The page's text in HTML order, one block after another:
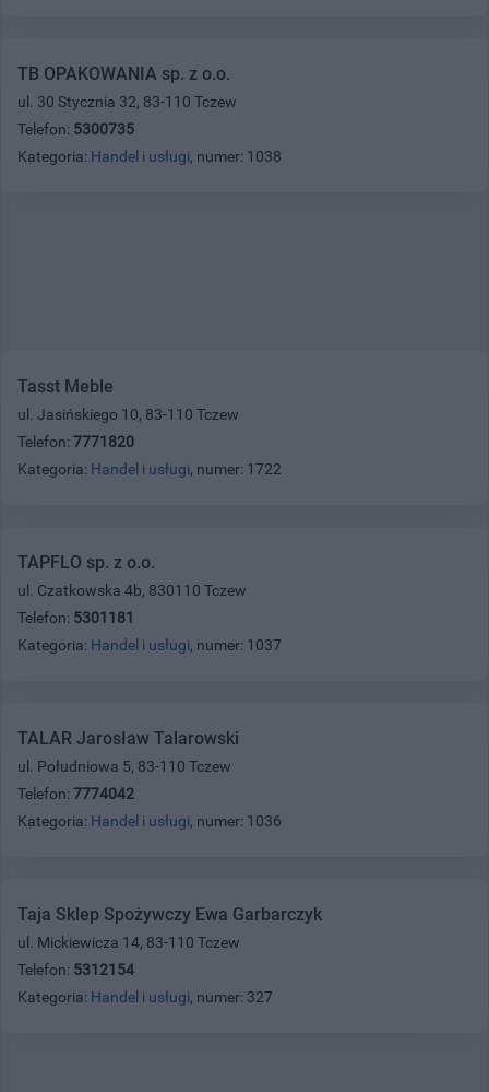
TB OPAKOWANIA sp. z o.o.
ul. 30 Stycznia 32, 83-110 Tczew
Telefon: 5300735
Kategoria: Handel i usługi, numer: 1038
Tasst Meble
ul. Jasińskiego 10, 83-110 Tczew
Telefon: 7771820
Kategoria: Handel i usługi, numer: 1722
TAPFLO sp. z o.o.
ul. Czatkowska 4b, 830110 Tczew
Telefon: 5301181
Kategoria: Handel i usługi, numer: 1037
TALAR Jarosław Talarowski
ul. Południowa 5, 83-110 Tczew
Telefon: 7774042
Kategoria: Handel i usługi, numer: 1036
Taja Sklep Spożywczy Ewa Garbarczyk
ul. Mickiewicza 14, 83-110 Tczew
Telefon: 5312154
Kategoria: Handel i usługi, numer: 327